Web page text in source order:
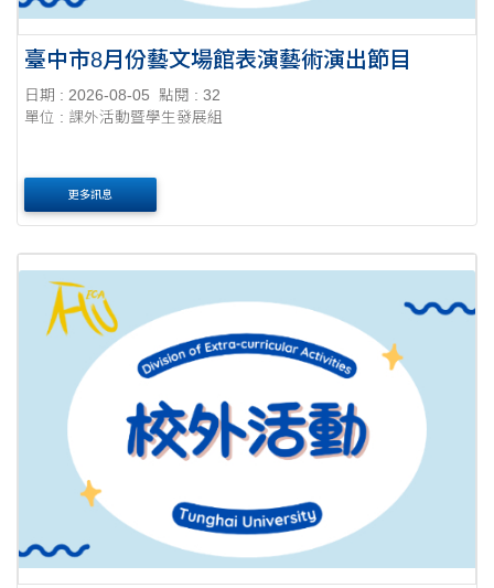
臺中市8月份藝文場館表演藝術演出節目
日期 : 2026-08-05
點閱 : 32
單位 : 課外活動暨學生發展組
更多訊息